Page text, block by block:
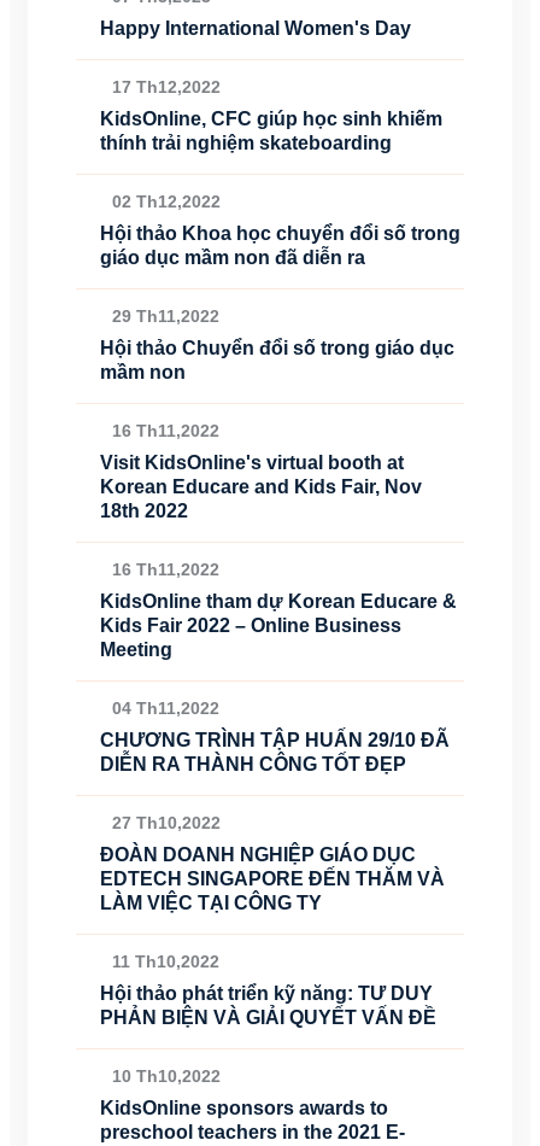
Happy International Women's Day
17 Th12,2022
KidsOnline, CFC giúp học sinh khiếm
thính trải nghiệm skateboarding
02 Th12,2022
Hội thảo Khoa học chuyển đổi số trong
giáo dục mầm non đã diễn ra
29 Th11,2022
Hội thảo Chuyển đổi số trong giáo dục
mầm non
16 Th11,2022
Visit KidsOnline's virtual booth at
Korean Educare and Kids Fair, Nov
18th 2022
16 Th11,2022
KidsOnline tham dự Korean Educare &
Kids Fair 2022 – Online Business
Meeting
04 Th11,2022
CHƯƠNG TRÌNH TẬP HUẤN 29/10 ĐÃ
DIỄN RA THÀNH CÔNG TỐT ĐẸP
27 Th10,2022
ĐOÀN DOANH NGHIỆP GIÁO DỤC
EDTECH SINGAPORE ĐẾN THĂM VÀ
LÀM VIỆC TẠI CÔNG TY
11 Th10,2022
Hội thảo phát triển kỹ năng: TƯ DUY
PHẢN BIỆN VÀ GIẢI QUYẾT VẤN ĐỀ
10 Th10,2022
KidsOnline sponsors awards to
preschool teachers in the 2021 E-